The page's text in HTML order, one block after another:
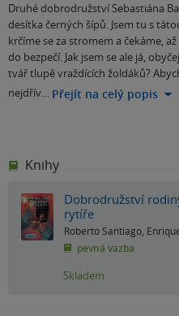
Druhé dobrodružství Sebastiána
desítka černých šípů. Jsem tu s
krčíme se za stromem a čekáme,
do bezpečí. Jak jsem se ale já,
tvář tlupě vraždících žoldáků?
nejdřív… Přejít na celý popis
Knihy
Dobrodružství
rytíře
Roberto Santiago,
pevná vazba
Skladem